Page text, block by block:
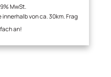
MwSt.
von ca. 30km. Frag
an!